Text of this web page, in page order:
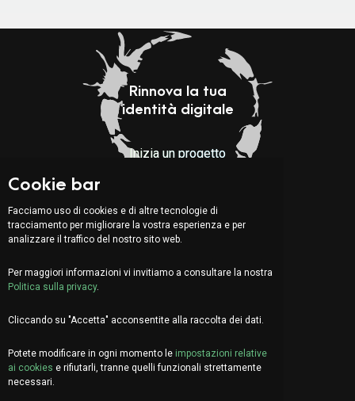
Facciamo due chiacchiere?
Rinnova la tua
identità digitale
Inizia un progetto
Indirizzo:
Via Serafino Balestra 31
Quarto Piano
EN DE FR
Cookie bar
Facciamo uso di cookies e di altre tecnologie di
tracciamento per migliorare la vostra esperienza e per
analizzare il traffico del nostro sito web.
Per maggiori informazioni vi invitiamo a consultare la nostra
Politica sulla privacy.
Cliccando su "Accetta" acconsentite alla raccolta dei dati.
Potete modificare in ogni momento le impostazioni relative
ai cookies e rifiutarli, tranne quelli funzionali strettamente
necessari.